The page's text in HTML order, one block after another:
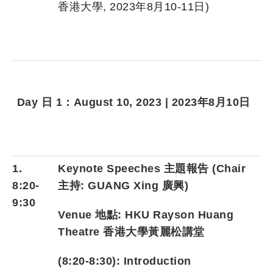
香港大學, 2023年8月10-11日)
Day 日 1：August 10, 2023 | 2023年8月10日
1.
8:20-
9:30
Keynote Speeches 主題報告 (Chair
主持: GUANG Xing 廣興)
Venue地點: HKU Rayson Huang
Theatre 香港大學黃麗松講堂
(8:20-8:30): Introduction